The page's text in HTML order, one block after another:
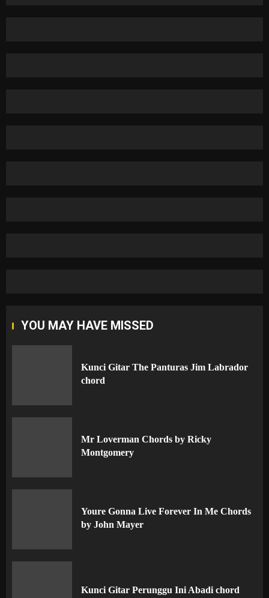
YOU MAY HAVE MISSED
Kunci Gitar The Panturas Jim Labrador
chord
Mr Loverman Chords by Ricky
Montgomery
Youre Gonna Live Forever In Me Chords
by John Mayer
Kunci Gitar Perunggu Ini Abadi chord